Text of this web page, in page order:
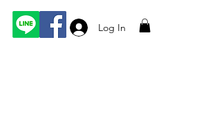
Log In